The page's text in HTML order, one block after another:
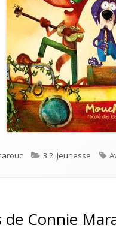
!"
Categories
3.2. Jeunesse
de Connie